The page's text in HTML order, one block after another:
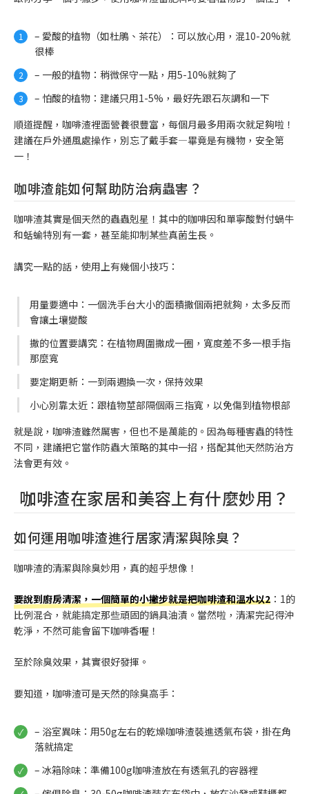
– 愛酸的植物（如杜鵑、茶花）：可以放心用，混10-20%就
很棒
– 一般的植物：稍微保守一點，用5-10%就夠了
– 怕酸的植物：建議只用1-5%，最好先跟石灰調和一下
順道提醒，咖啡渣裡面營養很豐富，每個月最多用兩次就足夠啦！
建議在戶外通風處操作，別忘了戴手套—畢竟是有機物，安全第
一！
咖啡渣能如何幫助防治病蟲害？
咖啡渣其實是個天然的蟲蟲剋星！其中的咖啡因和單寧酸對付蝸牛
和蛞蝓特別有一套，甚至能抑制某些真菌生長。
講究一點的話，使用上有幾個小技巧：
用量要適中：一個洗手台大小的面積撒個兩把就夠，太多反而
會讓土壤變酸
撒的位置要講究：在植物周圍撒成一圈，寬度差不多一根手指
那麼寬
要定期更新：一到兩週換一次，保持效果
小心別靠太近：跟植物莖部隔個兩三指寬，以免傷到植物根部
就是說，咖啡渣雖然厲害，但也不是萬能的。因為每種害蟲的特性
不同，建議把它當作防蟲大策略的其中一招，搭配其他天然防治方
法會更有效。
咖啡渣在家居和美容上有什麼妙用？
如何運用咖啡渣進行居家清潔與除臭？
咖啡渣的清潔與除臭妙用，真的超乎想像！
要說到廚房清潔，一個簡單的小撇步就是把咖啡渣和溫水以2 ：1的
比例混合，就能搞定那些頑固的鍋具油漬。當然啦，清潔完記得沖
乾淨，不然可能會留下咖啡香喔！
至於除臭效果，其實很好發揮。
要知道，咖啡渣可是天然的除臭高手：
– 浴室異味：用50g左右的乾燥咖啡渣裝進透氣布袋，掛在角
落就搞定
– 冰箱除味：準備100g咖啡渣放在有透氣孔的容器裡